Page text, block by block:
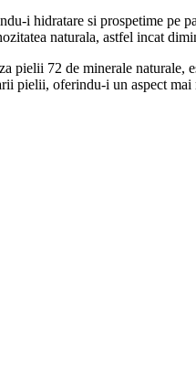
i hidratare si prospetime pe
naturala, astfel incat
pielii 72 de minerale
pielii, oferindu-i un aspect mai